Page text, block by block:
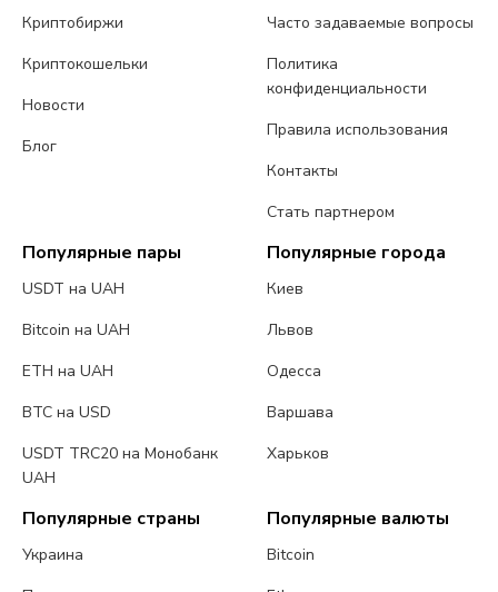
Криптобиржи
Криптокошельки
Новости
Блог
Часто задаваемые вопросы
Политика
конфиденциальности
Правила использования
Контакты
Стать партнером
Популярные пары
USDT на UAH
Bitcoin на UAH
ETH на UAH
BTC на USD
USDT TRC20 на Монобанк
UAH
Популярные города
Киев
Львов
Одесса
Варшава
Харьков
Популярные страны
Украина
Популярные валюты
Bitcoin